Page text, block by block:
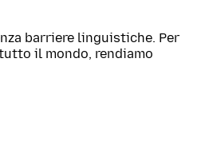
barriere linguistiche. Per
il mondo, rendiamo